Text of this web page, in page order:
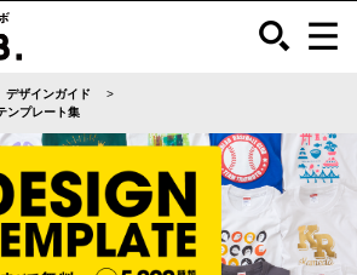
デザインガイド
ンプレート集